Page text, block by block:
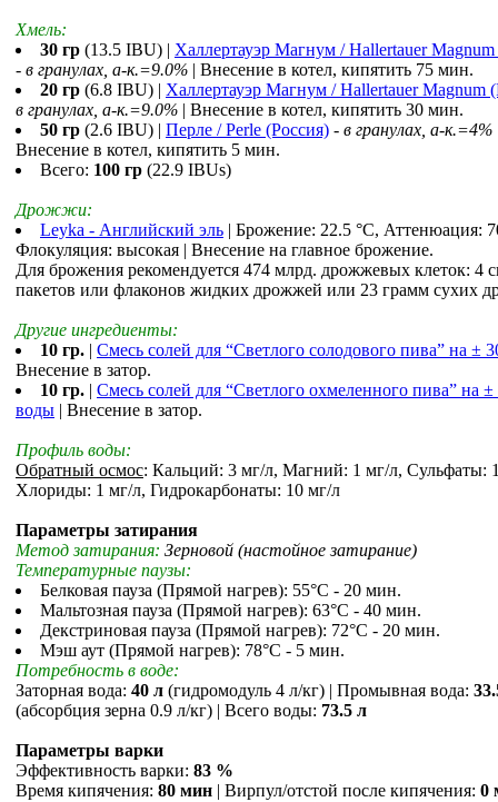
Хмель:
30 гр (13.5 IBU) | Халлертауэр Магнум / Hallertauer Magnum
- в гранулах, a-к.=9.0% | Внесение в котел, кипятить 75 мин.
20 гр (6.8 IBU) | Халлертауэр Магнум / Hallertauer Magnum
в гранулах, a-к.=9.0% | Внесение в котел, кипятить 30 мин.
50 гр (2.6 IBU) | Перле / Perle (Россия) - в гранулах, a-к.=4%
Внесение в котел, кипятить 5 мин.
Всего: 100 гр (22.9 IBUs)
Дрожжи:
Leyka - Английский эль | Брожение: 22.5 °С, Аттенюация:
Флокуляция: высокая | Внесение на главное брожение.
Для брожения рекомендуется 474 млрд. дрожжевых клеток: 4
пакетов или флаконов жидких дрожжей или 23 грамм сухих
Другие ингредиенты:
10 гр. | Смесь солей для “Светлого солодового пива” на ±
Внесение в затор.
10 гр. | Смесь солей для “Светлого охмеленного пива” на ±
воды | Внесение в затор.
Профиль воды:
Обратный осмос: Кальций: 3 мг/л, Магний: 1 мг/л, Сульфаты:
Хлориды: 1 мг/л, Гидрокарбонаты: 10 мг/л
Параметры затирания
Метод затирания: Зерновой (настойное затирание)
Температурные паузы:
Белковая пауза (Прямой нагрев): 55°С - 20 мин.
Мальтозная пауза (Прямой нагрев): 63°С - 40 мин.
Декстриновая пауза (Прямой нагрев): 72°С - 20 мин.
Мэш аут (Прямой нагрев): 78°С - 5 мин.
Потребность в воде:
Заторная вода: 40 л (гидромодуль 4 л/кг) | Промывная вода:
(абсорбция зерна 0.9 л/кг) | Всего воды: 73.5 л
Параметры варки
Эффективность варки: 83 %
Время кипячения: 80 мин | Вирпул/отстой после кипячения: 0